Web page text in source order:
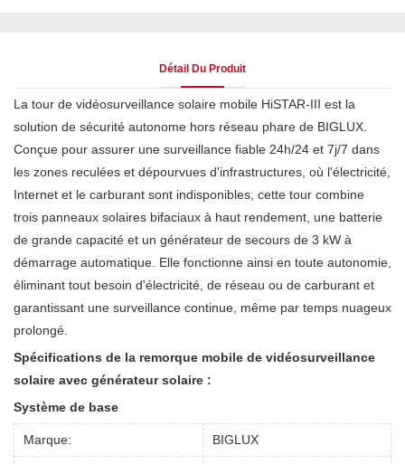
Détail Du Produit
La tour de vidéosurveillance solaire mobile HiSTAR-III est la
solution de sécurité autonome hors réseau phare de BIGLUX.
Conçue pour assurer une surveillance fiable 24h/24 et 7j/7 dans
les zones reculées et dépourvues d'infrastructures, où l'électricité,
Internet et le carburant sont indisponibles, cette tour combine
trois panneaux solaires bifaciaux à haut rendement, une batterie
de grande capacité et un générateur de secours de 3 kW à
démarrage automatique. Elle fonctionne ainsi en toute autonomie,
éliminant tout besoin d'électricité, de réseau ou de carburant et
garantissant une surveillance continue, même par temps nuageux
prolongé.
Spécifications de la remorque mobile de vidéosurveillance
solaire avec générateur solaire :
Système de base
Marque: BIGLUX